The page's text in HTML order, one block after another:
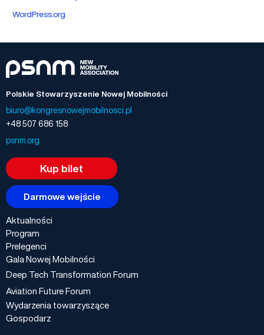
WordPress.org
Polskie Stowarzyszenie Nowej Mobilności
biuro@kongresnowejmobilnosci.pl
+48 507 686 158
psnm.org
Kup bilet
Darmowe wejście
Aktualności
Program
Prelegenci
Gala Nowej Mobilności
Deep Tech Transformation Forum
Aviation Future Forum
Wydarzenia towarzyszące
Gospodarz